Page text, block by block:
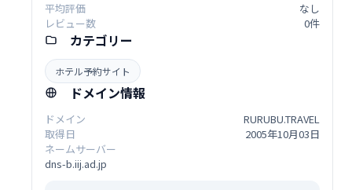
平均評価
なし
レビュー数
0件
カテゴリー
ホテル予約サイト
ドメイン情報
ドメイン
RURUBU.TRAVEL
取得日
2005年10月03日
ネームサーバー
dns-b.iij.ad.jp